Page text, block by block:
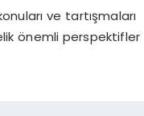
ve tartışmaları
önemli perspektifler